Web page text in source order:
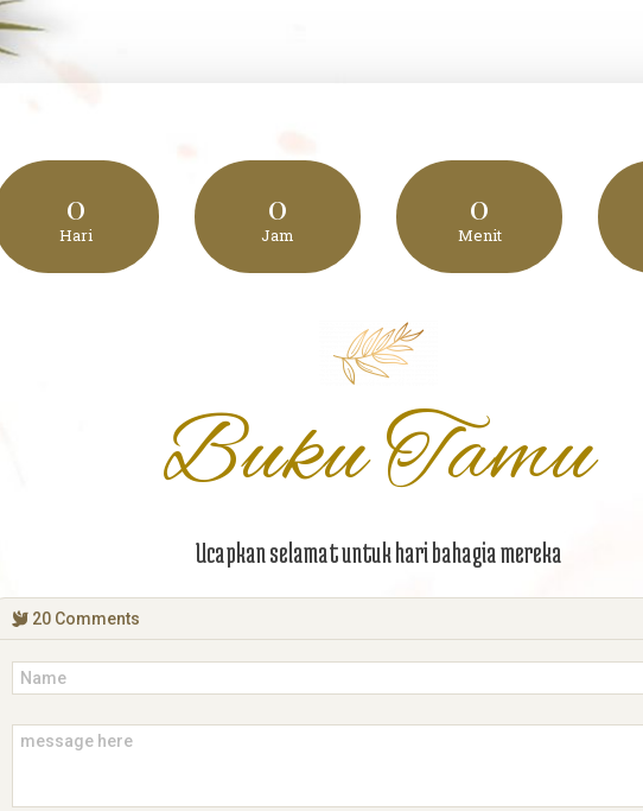
0
Hari
0
Jam
0
Menit
Buku Tamu
Ucapkan selamat untuk hari bahagia mereka
20 Comments